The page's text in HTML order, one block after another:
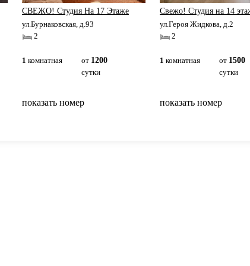
СВЕЖО! Студия На 17 Этаже
ул.Бурнаковская, д.93
2
1 комнатная от 1200
сутки
показать номер
Свежо! Студия на 14
ул.Героя Жидкова, д.2
2
1 комнатная от 1500
сутки
показать номер